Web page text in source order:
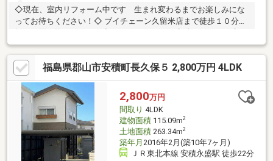
◇現在、室内リフォーム中です 生まれ変わるまでお楽しみにな
ってお待ちください！◇ ブイチェーン久留米店まで徒歩１０分！
ど徒歩圏内に多数！◇ 子育て世代に人気の第一中エリア！ 柴宮
小まで徒歩１０分！◇ ４号バイパス・内環状線アクセス◎ バス
停も近く通勤・通学に便利です◇ さくら公園や五百淵公園にも行
きやすく 四季を感じる緑豊かな住環境◎小さなお子様や愛犬の
お散歩にも◎
福島県郡山市安積町長久保５ 2,800万円 4LDK
2,800万円
間取り 4LDK
建物面積115.09m2
土地面積263.34m2
築年月 2016年2月(築10年7ヶ月)
ＪＲ東北本線 安積永盛駅 徒歩22分